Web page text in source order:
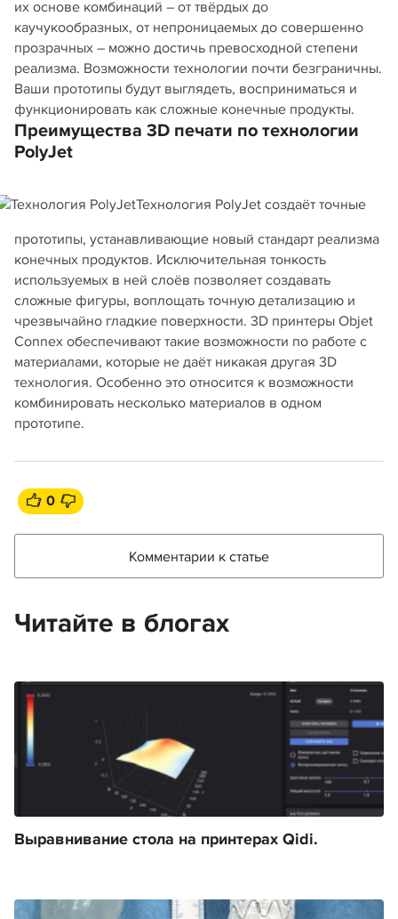
их основе комбинаций – от твёрдых до
каучукообразных, от непроницаемых до совершенно
прозрачных – можно достичь превосходной степени
реализма. Возможности технологии почти безграничны.
Ваши прототипы будут выглядеть, восприниматься и
функционировать как сложные конечные продукты.
Преимущества 3D печати по технологии
PolyJet
Технология PolyJet создаёт точные
прототипы, устанавливающие новый стандарт реализма
конечных продуктов. Исключительная тонкость
используемых в ней слоёв позволяет создавать
сложные фигуры, воплощать точную детализацию и
чрезвычайно гладкие поверхности. 3D принтеры Objet
Connex обеспечивают такие возможности по работе с
материалами, которые не даёт никакая другая 3D
технология. Особенно это относится к возможности
комбинировать несколько материалов в одном
прототипе.
0
Комментарии к статье
Читайте в блогах
Выравнивание стола на принтерах Qidi.